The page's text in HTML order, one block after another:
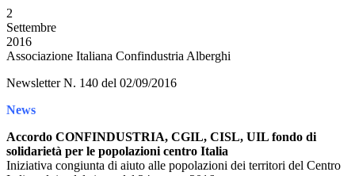
2
Settembre
2016
Associazione Italiana Confindustria Alberghi
Newsletter N. 140 del 02/09/2016
News
Accordo CONFINDUSTRIA, CGIL, CISL, UIL fondo di
solidarietà per le popolazioni centro Italia
Iniziativa congiunta di aiuto alle popolazioni dei territori del Centro